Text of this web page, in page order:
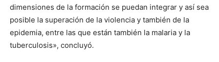
dimensiones de la formación se puedan integrar y así sea
posible la superación de la violencia y también de la
epidemia, entre las que están también la malaria y la
tuberculosis», concluyó.